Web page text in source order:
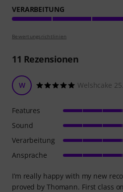
VERARBEITUNG
Bewertungsrichtlinien
11 Rezensionen
W Welshcake
I’m really happy with my new
proved by Thomann. First class
Features
Sound
Verarbeitung
Ansprache